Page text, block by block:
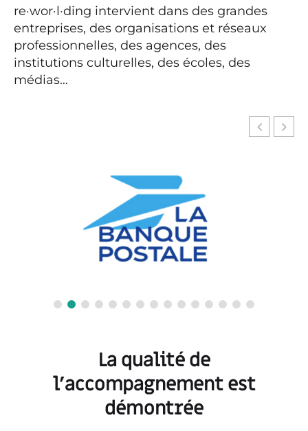
re·wor·l·ding intervient dans des grandes
entreprises, des organisations et réseaux
professionnelles, des agences, des
institutions culturelles, des écoles, des
médias…
La qualité de
l’accompagnement est
démontrée